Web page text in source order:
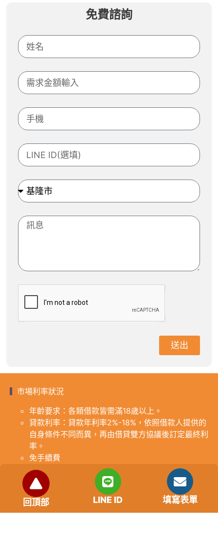
免費諮詢
送出
市場利率狀況
年齡要求：各類借款皆需滿18歲以上。
貸款利率：貸款年利率2%-18%，依照借款人提供的
自身條件不同而異，再由借貸雙方協議後訂定最終利
率。
免手續費
還款期限：最短1個月，最長180個月，依照借貸雙
方協議而訂。
範例試算：小明急需現金10萬元，經多方比較利率
後選定金主，雙方簽定於36個月內須還清借款，年
利率12%計算，每月利息1000元，無須手續費。
回頂部 LINE ID 填寫表單